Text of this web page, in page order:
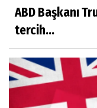
ABD Başkanı
tercih...